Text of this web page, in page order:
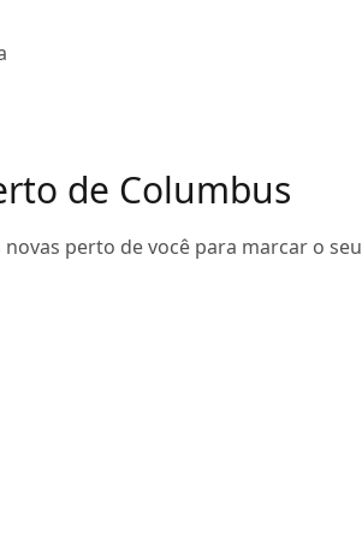
de Columbus
perto de você para marcar o seu